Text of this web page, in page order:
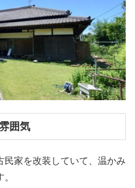
囲気
民家を改装していて、温かみ